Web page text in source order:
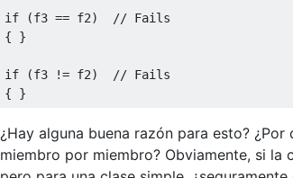
if (f3 == f2)
// Fails
{
}
if (f3 != f2)
// Fails
{
}
¿Hay alguna buena razón para esto?
miembro por miembro? Obviamente, si la